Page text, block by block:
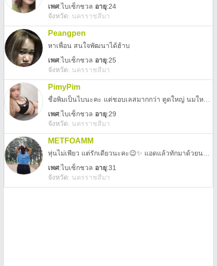
เพศ:ไบเซ็กชวล อายุ:24
จังหวัด: นครราชสีมา
Peangpen
หาเพื่อน สนใจพัฒนาได้ฮ้าบ
เพศ:ไบเซ็กชวล อายุ:25
จังหวัด: นครราชสีมา
PimyPim
เพศ:ไบเซ็กชวล อายุ:29
จังหวัด: นครราชสีมา
METFOAMM
เพศ:ไบเซ็กชวล อายุ:31
จังหวัด: นครราชสีมา